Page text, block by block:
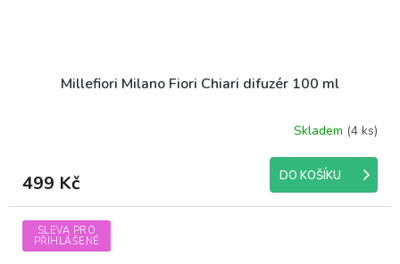
Millefiori Milano Fiori Chiari difuzér 100 ml
Skladem (4 ks)
499 Kč DO KOŠÍKU
SLEVA PRO
PŘIHLÁŠENÉ